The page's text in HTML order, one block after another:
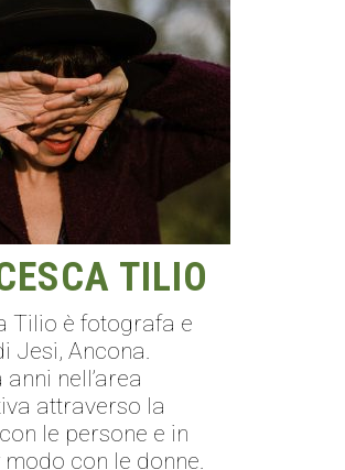
TILIO
Tilio è fotografa e
Jesi, Ancona.
nell’area
attraverso la
le persone e in
con le donne.